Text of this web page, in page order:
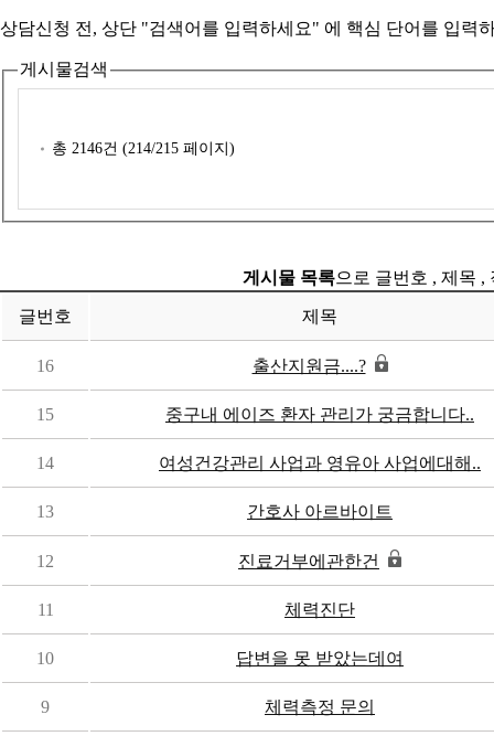
상담신청 전, 상단 "검색어를 입력하세요" 에 핵심 단어를 입력
게시물검색
총 2146건 (214/215 페이지)
게시물 목록으로 글번호 , 제목 ,
글번호 제목
16 출산지원금....?
15 중구내 에이즈 환자 관리가 궁금합니다..
14 여성건강관리 사업과 영유아 사업에대해..
13 간호사 아르바이트
12 진료거부에관한건
11 체력진단
10 답변을 못 받았는데여
9 체력측정 문의